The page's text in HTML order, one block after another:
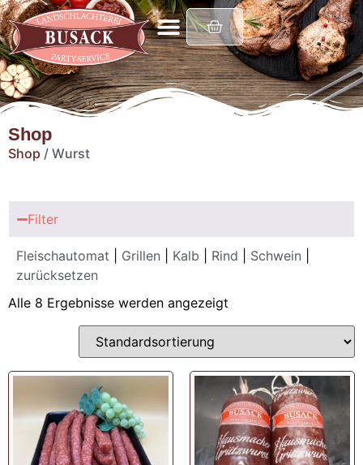
Shop
Shop / Wurst
Filter
Fleischautomat Grillen Kalb Rind Schwein
zurücksetzen
Alle 8 Ergebnisse werden angezeigt